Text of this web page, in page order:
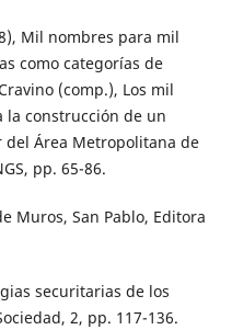
Mil nombres para mil
como categorías de
(comp.), Los mil
la construcción de un
Área Metropolitana de
pp. 65-86.
Muros, San Pablo, Editora
securitarias de los
2, pp. 117-136.